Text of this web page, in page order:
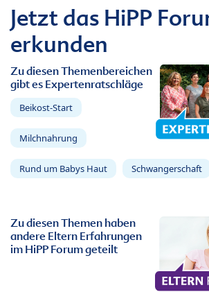
Jetzt das HiPP
erkunden
Zu diesen Themenbereichen
gibt es Expertenratschläge
Beikost-Start
Milchnahrung
Rund um Babys Haut Schwangerschaft
Zu diesen Themen haben
andere Eltern Erfahrungen
im HiPP Forum geteilt